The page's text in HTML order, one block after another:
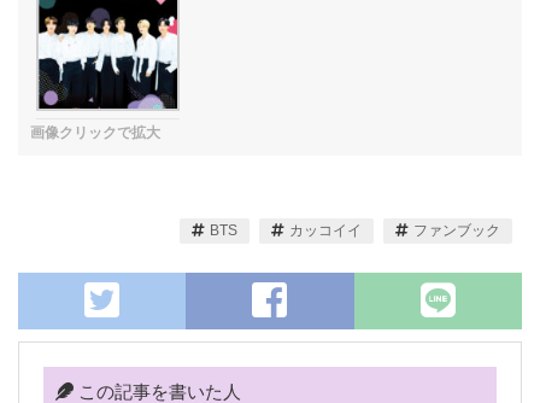
BTS カッコイイ ファンブック
この記事を書いた人